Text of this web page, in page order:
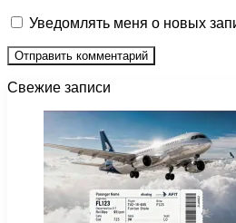
Уведомлять меня о новых
Свежие записи